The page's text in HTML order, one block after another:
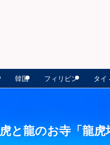
韓国 フィリピン タイ
と龍のお寺「龍